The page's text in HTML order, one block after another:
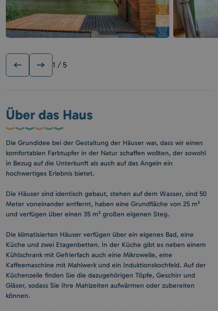
1 / 5
Über das Haus
Die Grundidee bei der Gestaltung der Häuser war, dass wir einen
komfortablen Farbtupfer in der Natur schaffen wollten, der sowohl
in Bezug auf die Unterkunft als auch auf das Angeln ein
hochwertiges Erlebnis bietet.
Die Häuser sind identisch gebaut, stehen auf dem Wasser, sind 50
Meter voneinander entfernt, haben eine Grundfläche von 25 m²
und verfügen über einen 35 m² großen eigenen Steg.
Die klimatisierten Häuser verfügen über ein eigenes Bad, eine
Küche und zwei Etagenbetten. In der Küche gibt es neben einem
Kühlschrank mit Gefrierfach auch eine Mikrowelle, eine
Kaffeemaschine mit Mahlwerk und ein Induktionskochfeld. Auf der
Küchenzeile finden Sie die dazugehörigen Töpfe, Geschirr und
Gläser, sodass Sie Ihre Mahlzeiten aufwärmen oder zubereiten
können.